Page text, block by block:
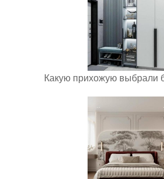
Какую прихожую выбрали